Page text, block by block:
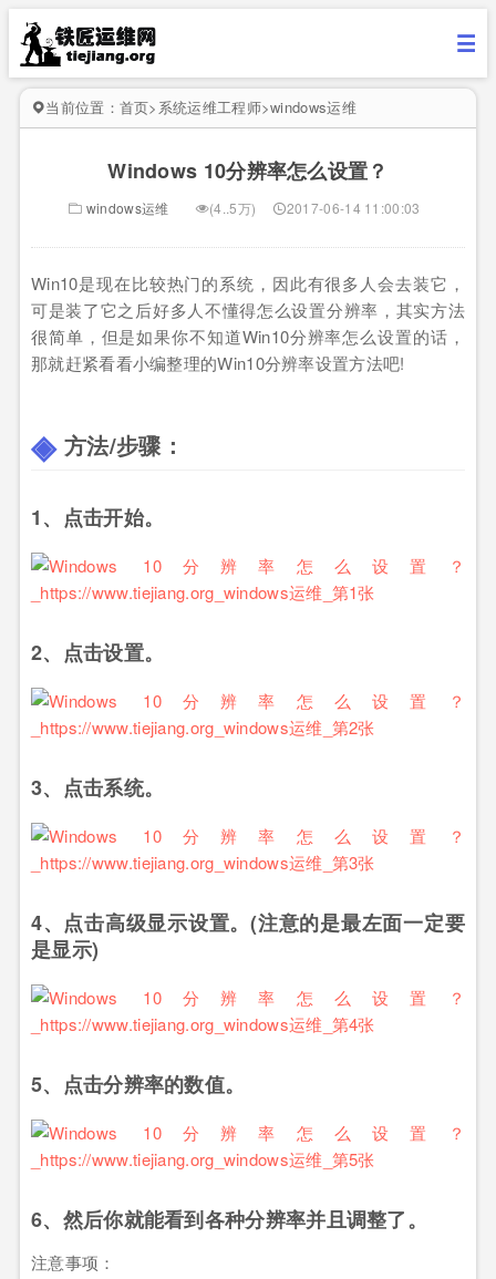
当前位置： 首页> 系统运维工程师>windows运维
Windows 10分辨率怎么设置？
windows运维 (4..5万) 2017-06-14 11:00:03
Win10是现在比较热门的系统，因此有很多人会去装它，
可是装了它之后好多人不懂得怎么设置分辨率，其实方法
很简单，但是如果你不知道Win10分辨率怎么设置的话，
那就赶紧看看小编整理的Win10分辨率设置方法吧!
方法/步骤：
1、点击开始。
2、点击设置。
3、点击系统。
4、点击高级显示设置。(注意的是最左面一定要
是显示)
5、点击分辨率的数值。
6、然后你就能看到各种分辨率并且调整了。
注意事项：